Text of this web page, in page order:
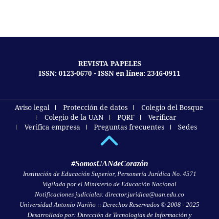
REVISTA PAPELES
ISSN: 0123-0670 - ISSN en línea: 2346-0911
Aviso legal Protección de datos
Colegio del Bosque
Colegio de la UAN
PQRF
Verificar
Verifica empresa
Preguntas frecuentes Sedes
#SomosUANdeCorazón
Institución de Educación Superior, Personería Jurídica No. 4571
Vigilada por el Ministerio de Educación Nacional
Notificaciones judiciales: director.juridica@uan.edu.co
Universidad Antonio Nariño :: Derechos Reservados © 2008 - 2025
Desarrollado por: Dirección de Tecnologías de Información y